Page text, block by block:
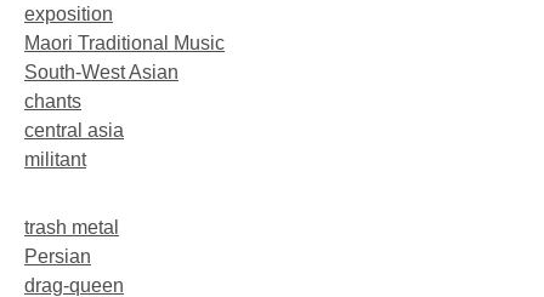
exposition
Maori Traditional Music
South-West Asian
chants
central asia
militant
trash metal
Persian
drag-queen